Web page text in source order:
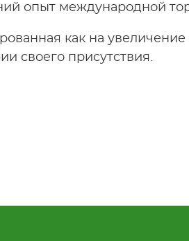
опыт международной
как на
своего присутствия.